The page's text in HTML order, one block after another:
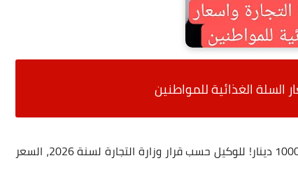
السلة الغذائية للمواطنين
: لا تدفع أكثر من 1000 دينار! للوكيل حسب قرار وزارة التجارة لسنة 2026، السعر